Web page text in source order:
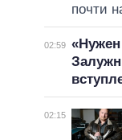
почти
02:59
02:15